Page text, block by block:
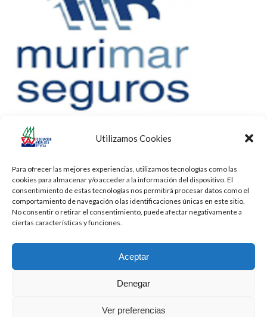
Utilizamos Cookies
Para ofrecer las mejores experiencias, utilizamos tecnologías como las
cookies para almacenar y/o acceder a la información del dispositivo. El
consentimiento de estas tecnologías nos permitirá procesar datos como el
comportamiento de navegación o las identificaciones únicas en este sitio.
No consentir o retirar el consentimiento, puede afectar negativamente a
ciertas características y funciones.
Aceptar
Denegar
Ver preferencias
Todos los derechos reservados -Privacidad